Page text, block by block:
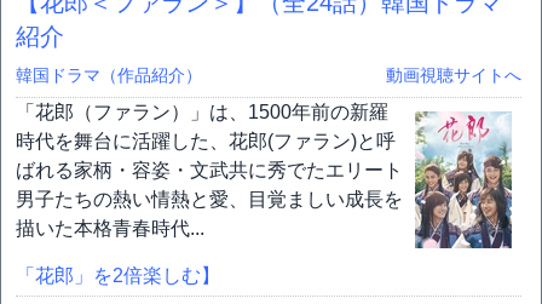
紹介
韓国ドラマ（作品紹介） 動画視聴サイトへ
「花郎（ファラン）」は、1500年前の新羅
時代を舞台に活躍した、花郎(ファラン)と呼
ばれる家柄・容姿・文武共に秀でたエリート
男子たちの熱い情熱と愛、目覚ましい成長を
描いた本格青春時代...
「花郎」を2倍楽しむ】